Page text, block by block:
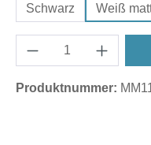
Schwarz Weiß
Produktnummer: